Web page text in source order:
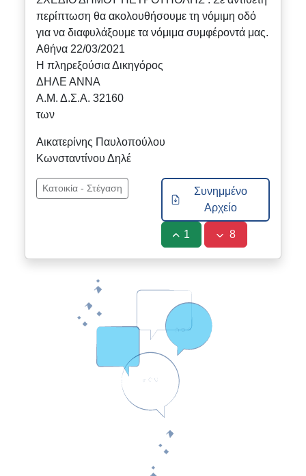
περίπτωση θα ακολουθήσουμε τη νόμιμη οδό
για να διαφυλάξουμε τα νόμιμα συμφέροντά μας.
Αθήνα 22/03/2021
Η πληρεξούσια Δικηγόρος
ΔΗΛΕ ΑΝΝΑ
Α.Μ. Δ.Σ.Α. 32160
των
Αικατερίνης Παυλοπούλου
Κωνσταντίνου Δηλέ
Κατοικία - Στέγαση
Συνημμένο
Αρχείο
1 8